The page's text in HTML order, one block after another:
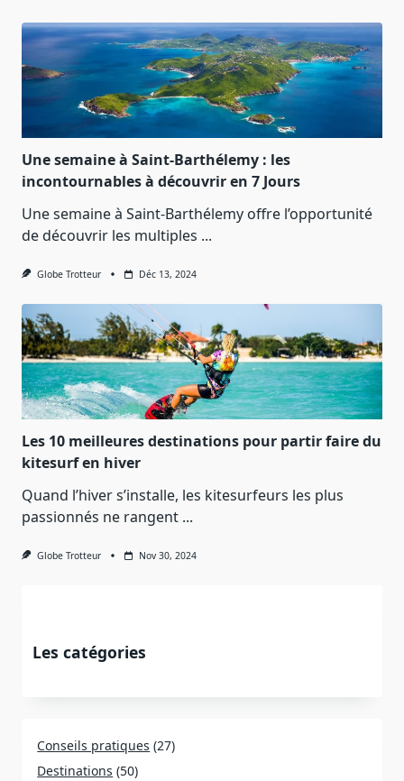
Une semaine à Saint-Barthélemy : les
incontournables à découvrir en 7 Jours
Une semaine à Saint-Barthélemy offre l’opportunité
de découvrir les multiples ...
Globe Trotteur Déc 13, 2024
Les 10 meilleures destinations pour partir faire du
kitesurf en hiver
Quand l’hiver s’installe, les kitesurfeurs les plus
passionnés ne rangent ...
Globe Trotteur Nov 30, 2024
Les catégories
Conseils pratiques (27)
Destinations (50)